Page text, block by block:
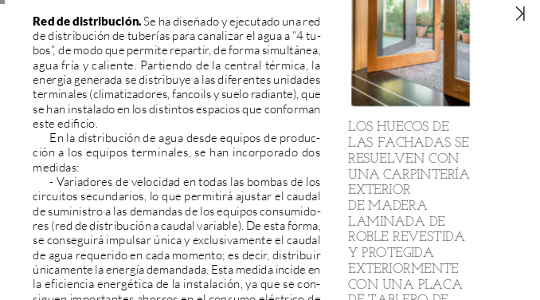
PARA
Reddedistribución.Se hadiseñadoyejecutado unared
dedistribución de tuberías paracanalizarelaguaa “4tu-
bos”, de modoque permite repartir, deformasimultánea,
agua fría y caliente. Partiendo de la central térmica, la
energía generada sedistribuye a lasdiferentes unidades
terminales (climatizadores, fancoilsysuelo radiante), que
se han instaladoen losdistintosespaciosque conforman
este edificio.
En la distribución de agua desde equipos de produc-
ción a los equipos terminales, se han incorporado dos
medidas:
- Variadores de velocidad en todas las bombas de los
circuitos secundarios, lo que permitirá ajustar el caudal
desuministroa las demandasde losequiposconsumido-
res (red dedistribuciónacaudalvariable). De estaforma,
se conseguirá impulsar únicay exclusivamente el caudal
de agua requeridoen cada momento; es decir, distribuir
únicamente laenergíademandada. Esta medida incide en
la eficiencia energética de la instalación, ya que se con-
LOS HUECOS DE
LAS FACHADAS SE
RESUELVEN CON
UNA CARPINTERÍA
EXTERIOR
DE MADERA
LAMINADA DE
ROBLE REVESTIDA
Y PROTEGIDA
EXTERIORMENTE
CON UNA PLACA